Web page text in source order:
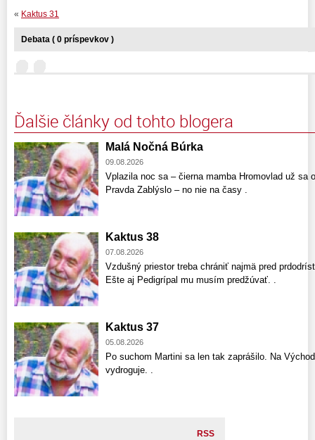
« Kaktus 31
Debata ( 0 príspevkov )
Ďalšie články od tohto blogera
Malá Nočná Búrka
09.08.2026
Vplazila noc sa – čierna mamba Hromovlad už sa
Pravda Zablýslo – no nie na časy .
Kaktus 38
07.08.2026
Vzdušný priestor treba chrániť najmä pred
Ešte aj Pedigrípal mu musím predžúvať. .
Kaktus 37
05.08.2026
Po suchom Martini sa len tak zaprášilo. Na
vydroguje. .
RSS